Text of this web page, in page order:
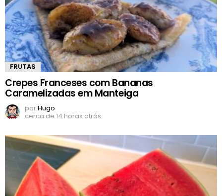
FRUTAS
Crepes Franceses com Bananas
Caramelizadas em Manteiga
porHugo
cerca de 14 horas atrás